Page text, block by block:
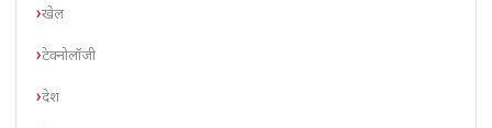
खेल
टेक्नोलॉजी
देश